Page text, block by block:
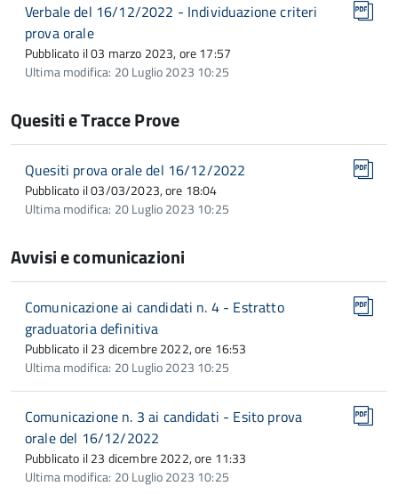
Verbale del 16/12/2022 - Individuazione criteri
prova orale
Pubblicato il 03 marzo 2023, ore 17:57
Ultima modifica: 20 Luglio 2023 10:25
Quesiti e Tracce Prove
Quesiti prova orale del 16/12/2022
Pubblicato il 03/03/2023, ore 18:04
Ultima modifica: 20 Luglio 2023 10:25
Avvisi e comunicazioni
Comunicazione ai candidati n. 4 - Estratto
graduatoria definitiva
Pubblicato il 23 dicembre 2022, ore 16:53
Ultima modifica: 20 Luglio 2023 10:25
Comunicazione n. 3 ai candidati - Esito prova
orale del 16/12/2022
Pubblicato il 23 dicembre 2022, ore 11:33
Ultima modifica: 20 Luglio 2023 10:25